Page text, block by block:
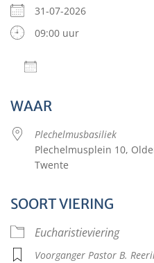
31-07-2026
09:00 uur
WAAR
Plechelmusbasiliek
Plechelmusplein 10,
Twente
SOORT VIERING
Eucharistieviering
Voorganger Pastor B.